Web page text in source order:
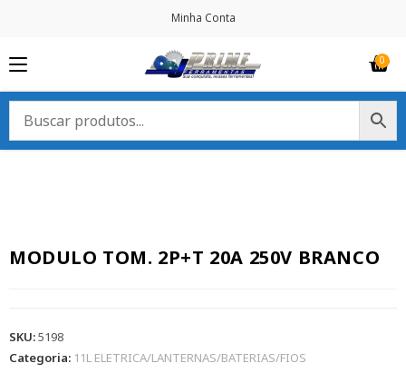
Minha Conta
MODULO TOM. 2P+T 20A 250V BRANCO
SKU:5198
Categoria: 11L ELETRICA/LANTERNAS/BATERIAS/FIOS